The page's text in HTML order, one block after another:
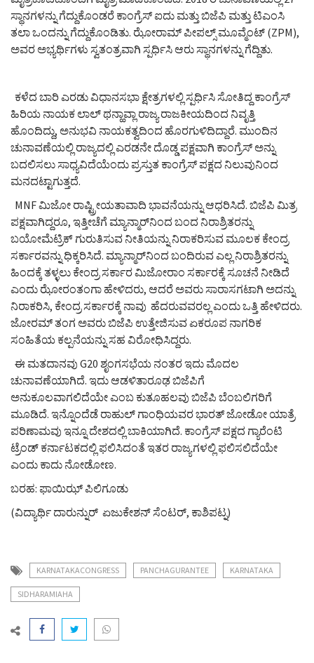
ಸ್ಥಾನಗಳನ್ನು ಗೆದ್ದುಕೊಂಡರೆ ಕಾಂಗ್ರೆಸ್ ಐದು ಮತ್ತು ಬಿಜೆಪಿ ಮತ್ತು ಟಿಎಂಸಿ
ತಲಾ ಒಂದನ್ನು ಗೆದ್ದುಕೊಂಡಿತು. ಝೋರಾಮ್ ಪೀಪಲ್ಸ್ ಮೂವ್ಮೆಂಟ್ (ZPM),
ಅವರ ಅಭ್ಯರ್ಥಿಗಳು ಸ್ವತಂತ್ರವಾಗಿ ಸ್ಪರ್ಧಿಸಿ ಆರು ಸ್ಥಾನಗಳನ್ನು ಗೆದ್ದಿತು.
ಕಳೆದ ಬಾರಿ ಎರಡು ವಿಧಾನಸಭಾ ಕ್ಷೇತ್ರಗಳಲ್ಲಿ ಸ್ಪರ್ಧಿಸಿ ಸೋತಿದ್ದ ಕಾಂಗ್ರೆಸ್
ಹಿರಿಯ ನಾಯಕ ಲಾಲ್ ಥನ್ಹಾವ್ಲಾ ರಾಜ್ಯ ರಾಜಕೀಯದಿಂದ ನಿವೃತ್ತಿ
ಹೊಂದಿದ್ದು, ಅನುಭವಿ ನಾಯಕತ್ವದಿಂದ ಹೊರಗುಳಿದಿದ್ದಾರೆ. ಮುಂದಿನ
ಚುನಾವಣೆಯಲ್ಲಿ ರಾಜ್ಯದಲ್ಲಿ ಎರಡನೇ ದೊಡ್ಡ ಪಕ್ಷವಾಗಿ ಕಾಂಗ್ರೆಸ್ ಅನ್ನು
ಬದಲಿಸಲು ಸಾಧ್ಯವಿದೆಯೆಂದು ಪ್ರಸ್ತುತ ಕಾಂಗ್ರೆಸ್ ಪಕ್ಷದ ನಿಲುವುನಿಂದ
ಮನದಟ್ಟಾಗುತ್ತದೆ.
MNF ಮಿಜೋ ರಾಷ್ಟ್ರೀಯತಾವಾದಿ ಭಾವನೆಯನ್ನು ಆಧರಿಸಿದೆ. ಬಿಜೆಪಿ ಮಿತ್ರ
ಪಕ್ಷವಾಗಿದ್ದರೂ, ಇತ್ತೀಚೆಗೆ ಮ್ಯಾನ್ಮಾರ್‌ನಿಂದ ಬಂದ ನಿರಾಶ್ರಿತರನ್ನು
ಬಯೋಮೆಟ್ರಿಕ್ ಗುರುತಿಸುವ ನೀತಿಯನ್ನು ನಿರಾಕರಿಸುವ ಮೂಲಕ ಕೇಂದ್ರ
ಸರ್ಕಾರವನ್ನು ಧಿಕ್ಕರಿಸಿದೆ. ಮ್ಯಾನ್ಮಾರ್‌ನಿಂದ ಬಂದಿರುವ ಎಲ್ಲ ನಿರಾಶ್ರಿತರನ್ನು
ಹಿಂದಕ್ಕೆ ತಳ್ಳಲು ಕೇಂದ್ರ ಸರ್ಕಾರ ಮಿಜೋರಾಂ ಸರ್ಕಾರಕ್ಕೆ ಸೂಚನೆ ನೀಡಿದೆ
ಎಂದು ಝೋರಂತಂಗಾ ಹೇಳಿದರು, ಆದರೆ ಅವರು ಸಾರಾಸಗಟಾಗಿ ಅದನ್ನು
ನಿರಾಕರಿಸಿ, ಕೇಂದ್ರ ಸರ್ಕಾರಕ್ಕೆ ನಾವು ಹೆದರುವವರಲ್ಲ ಎಂದು ಒತ್ತಿ ಹೇಳಿದರು.
ಜೋರಮ್‌ ತಂಗ ಅವರು ಬಿಜೆಪಿ ಉತ್ತೇಜಿಸುವ ಏಕರೂಪ ನಾಗರಿಕ
ಸಂಹಿತೆಯ ಕಲ್ಪನೆಯನ್ನು ಸಹ ವಿರೋಧಿಸಿದ್ದರು.
ಈ ಮತದಾನವು G20 ಶೃಂಗಸಭೆಯ ನಂತರ ಇದು ಮೊದಲ
ಚುನಾವಣೆಯಾಗಿದೆ. ಇದು ಆಡಳಿತಾರೂಢ ಬಿಜೆಪಿಗೆ
ಅನುಕೂಲವಾಗಲಿದೆಯೇ ಎಂಬ ಕುತೂಹಲವು ಬಿಜೆಪಿ ಬೆಂಬಲಿಗರಿಗೆ
ಮೂಡಿದೆ. ಇನ್ನೊಂದೆಡೆ ರಾಹುಲ್ ಗಾಂಧಿಯವರ ಭಾರತ್ ಜೋಡೋ ಯಾತ್ರೆ
ಪರಿಣಾಮವು ಇನ್ನೂ ದೇಶದಲ್ಲಿ ಬಾಕಿಯಾಗಿದೆ. ಕಾಂಗ್ರೆಸ್ ಪಕ್ಷದ ಗ್ಯಾರೆಂಟಿ
ಟ್ರೆಂಡ್ ಕರ್ನಾಟಕದಲ್ಲಿ ಫಲಿಸಿದಂತೆ ಇತರ ರಾಜ್ಯಗಳಲ್ಲಿ ಫಲಿಸಲಿದೆಯೇ
ಎಂದು ಕಾದು ನೋಡೋಣ.
ಬರಹ: ಫಾಯಿಝ್ ಪಿಲಿಗೂಡು
(ವಿದ್ಯಾರ್ಥಿ ದಾರುನ್ನುರ್ ಏಜುಕೇಶನ್ ಸೆಂಟರ್, ಕಾಶಿಪಟ್ನ)
KARNATAKACONGRESS PANCHAGURANTEE KARNATAKA
SIDHARAMIAHA